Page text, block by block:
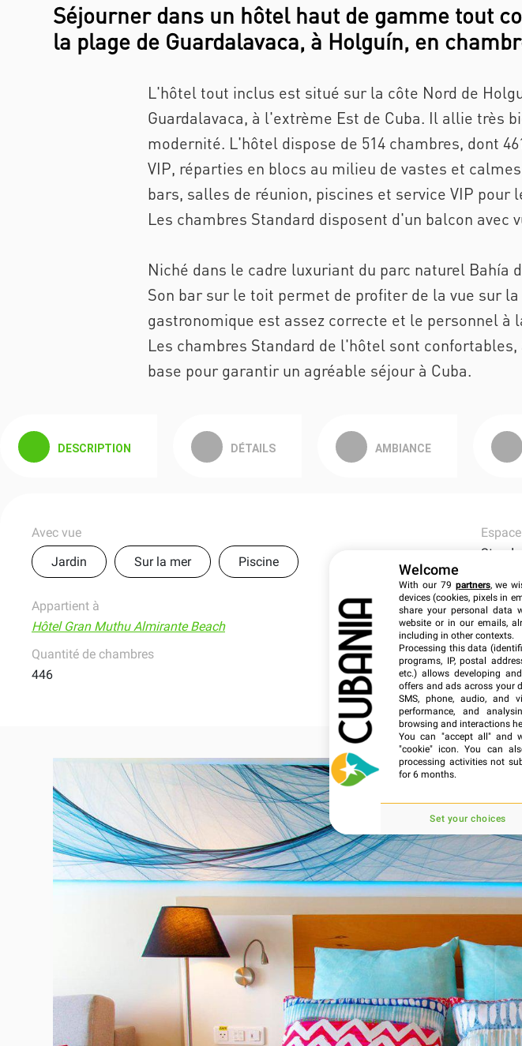
Séjourner dans un hôtel haut de gamme tout
la plage de Guardalavaca, à Holguín, en
L'hôtel tout inclus est situé sur la côte Nord de
Guardalavaca, à l'extrème Est de Cuba. Il allie très
modernité. L'hôtel dispose de 514 chambres, dont
VIP, réparties en blocs au milieu de vastes et
bars, salles de réunion, piscines et service VIP pour
Les chambres Standard disposent d'un balcon
Niché dans le cadre luxuriant du parc naturel
Son bar sur le toit permet de profiter de la vue sur
gastronomique est assez correcte et le personnel à
Les chambres Standard de l'hôtel sont
base pour garantir un agréable séjour à Cuba.
DESCRIPTION DÉTAILS AMBIANCE
Avec vue
Jardin
Sur la mer Piscine
Appartient à
Hôtel Gran Muthu Almirante Beach
Quantité de chambres
446
Espace
Confort
Destyle
39m²
Welcome
With our 79 partners, we
devices (cookies, pixels in
share your personal data
website or in our emails,
including in other contexts.
Processing this data
programs, IP, postal
etc.) allows developing
offers and ads across your
SMS, phone, audio, and
performance, and
browsing and interactions
You can "accept all" and
"cookie" icon. You can
processing activities not
for 6 months.
Set your choices